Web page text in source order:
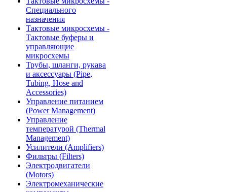
Специального
назначения
Тактовые микросхемы -
Тактовые буферы и
управляющие
микросхемы
Трубы, шланги, рукава
и аксессуары (Pipe,
Tubing, Hose and
Accessories)
Управление питанием
(Power Management)
Управление
температурой (Thermal
Management)
Усилители (Amplifiers)
Фильтры (Filters)
Электродвигатели
(Motors)
Электромеханические